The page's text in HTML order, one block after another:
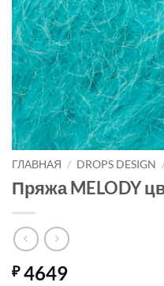
ГЛАВНАЯ / DROPS DESIGN
Пряжа MELODY
₽4649